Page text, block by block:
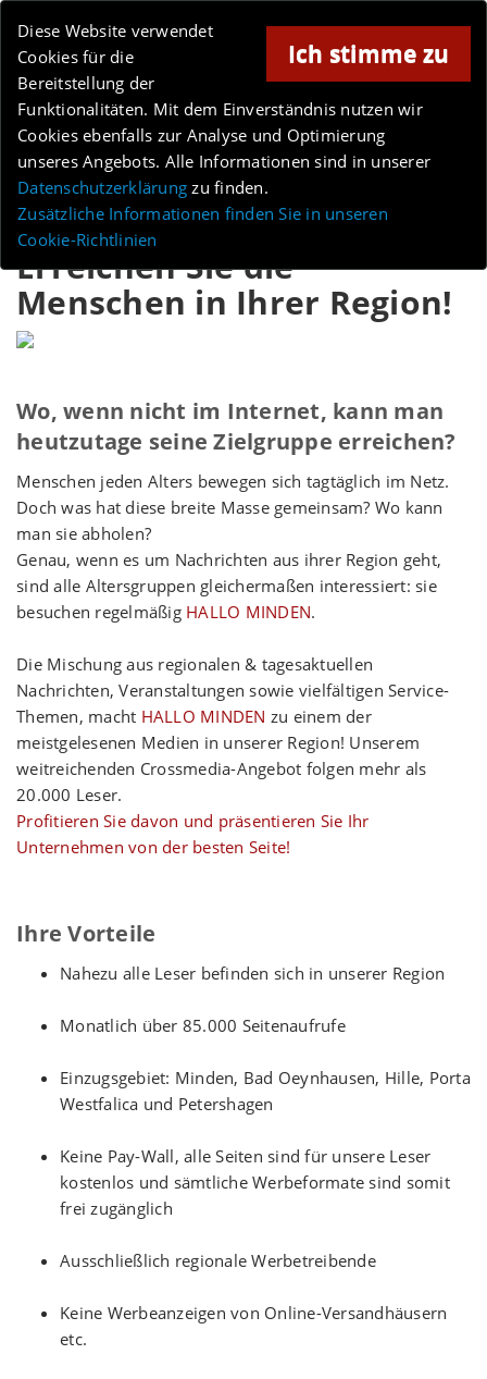
Online-Magazin für Minden und Umgebung
Ich stimme zu
Diese Website verwendet
Cookies für die
Bereitstellung der
Funktionalitäten. Mit dem Einverständnis nutzen wir
Cookies ebenfalls zur Analyse und Optimierung
unseres Angebots. Alle Informationen sind in unserer
Datenschutzerklärung zu finden.
Zusätzliche Informationen finden Sie in unseren
Cookie-Richtlinien
Anzeige
MENÜ
Erreichen Sie die
Menschen in Ihrer Region!
Wo, wenn nicht im Internet, kann man
heutzutage seine Zielgruppe erreichen?
Menschen jeden Alters bewegen sich tagtäglich im Netz.
Doch was hat diese breite Masse gemeinsam? Wo kann
man sie abholen?
Genau, wenn es um Nachrichten aus ihrer Region geht,
sind alle Altersgruppen gleichermaßen interessiert: sie
besuchen regelmäßig HALLO MINDEN.
Die Mischung aus regionalen & tagesaktuellen
Nachrichten, Veranstaltungen sowie vielfältigen Service-
Themen, macht HALLO MINDEN zu einem der
meistgelesenen Medien in unserer Region! Unserem
weitreichenden Crossmedia-Angebot folgen mehr als
20.000 Leser.
Profitieren Sie davon und präsentieren Sie Ihr
Unternehmen von der besten Seite!
Ihre Vorteile
Nahezu alle Leser befinden sich in unserer Region
Monatlich über 85.000 Seitenaufrufe
Einzugsgebiet: Minden, Bad Oeynhausen, Hille, Porta
Westfalica und Petershagen
Keine Pay-Wall, alle Seiten sind für unsere Leser
kostenlos und sämtliche Werbeformate sind somit
frei zugänglich
Ausschließlich regionale Werbetreibende
Keine Werbeanzeigen von Online-Versandhäusern
etc.